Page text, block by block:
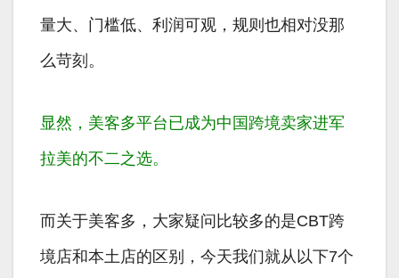
量大、门槛低、利润可观，规则也相对没那
么苛刻。
显然，美客多平台已成为中国跨境卖家进军
拉美的不二之选。
而关于美客多，大家疑问比较多的是CBT跨
境店和本土店的区别，今天我们就从以下7个